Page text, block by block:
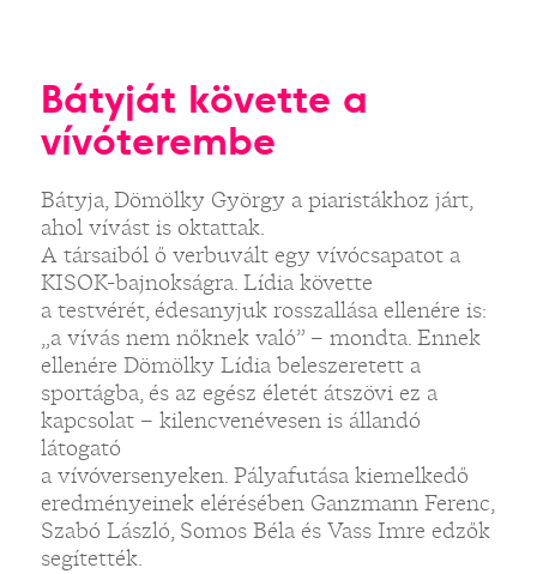
Bátyját követte a
vívóterembe
Bátyja, Dömölky György a piaristákhoz járt,
ahol vívást is oktattak.
A társaiból ő verbuvált egy vívócsapatot a
KISOK-bajnokságra. Lídia követte
a testvérét, édesanyjuk rosszallása ellenére is:
„a vívás nem nőknek való” – mondta. Ennek
ellenére Dömölky Lídia beleszeretett a
sportágba, és az egész életét átszövi ez a
kapcsolat – kilencvenévesen is állandó
látogató
a vívóversenyeken. Pályafutása kiemelkedő
eredményeinek elérésében Ganzmann Ferenc,
Szabó László, Somos Béla és Vass Imre edzők
segítették.